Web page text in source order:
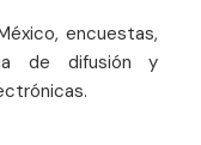
encuestas,
de difusión y